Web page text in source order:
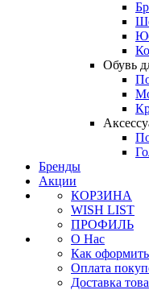
Обувь
Бренды
Акции
КОРЗИНА
WISH LIST
ПРОФИЛЬ
О Нас
Как оформить
Оплата
Доставка